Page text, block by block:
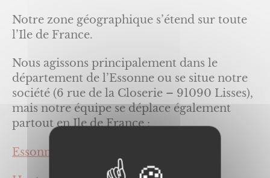
Notre zone géographique s’étend sur toute
l’Ile de France.
Nous agissons principalement dans le
département de l’Essonne ou se situe notre
société (6 rue de la Closerie – 91090 Lisses),
mais notre équipe se déplace également
partout en Ile de France :
Essonne (91),